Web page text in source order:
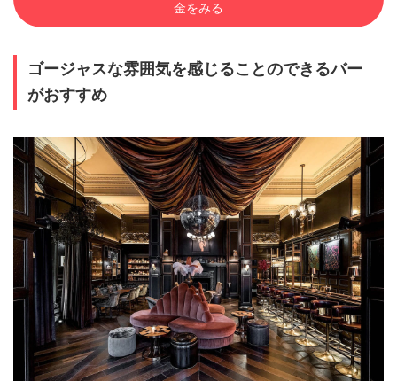
金をみる
ゴージャスな雰囲気を感じることのできるバー
がおすすめ